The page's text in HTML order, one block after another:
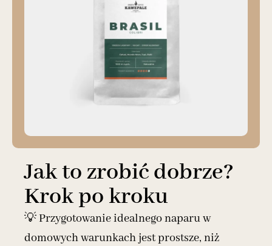
Jak to zrobić dobrze?
Krok po kroku
💡 Przygotowanie idealnego naparu w
domowych warunkach jest prostsze, niż